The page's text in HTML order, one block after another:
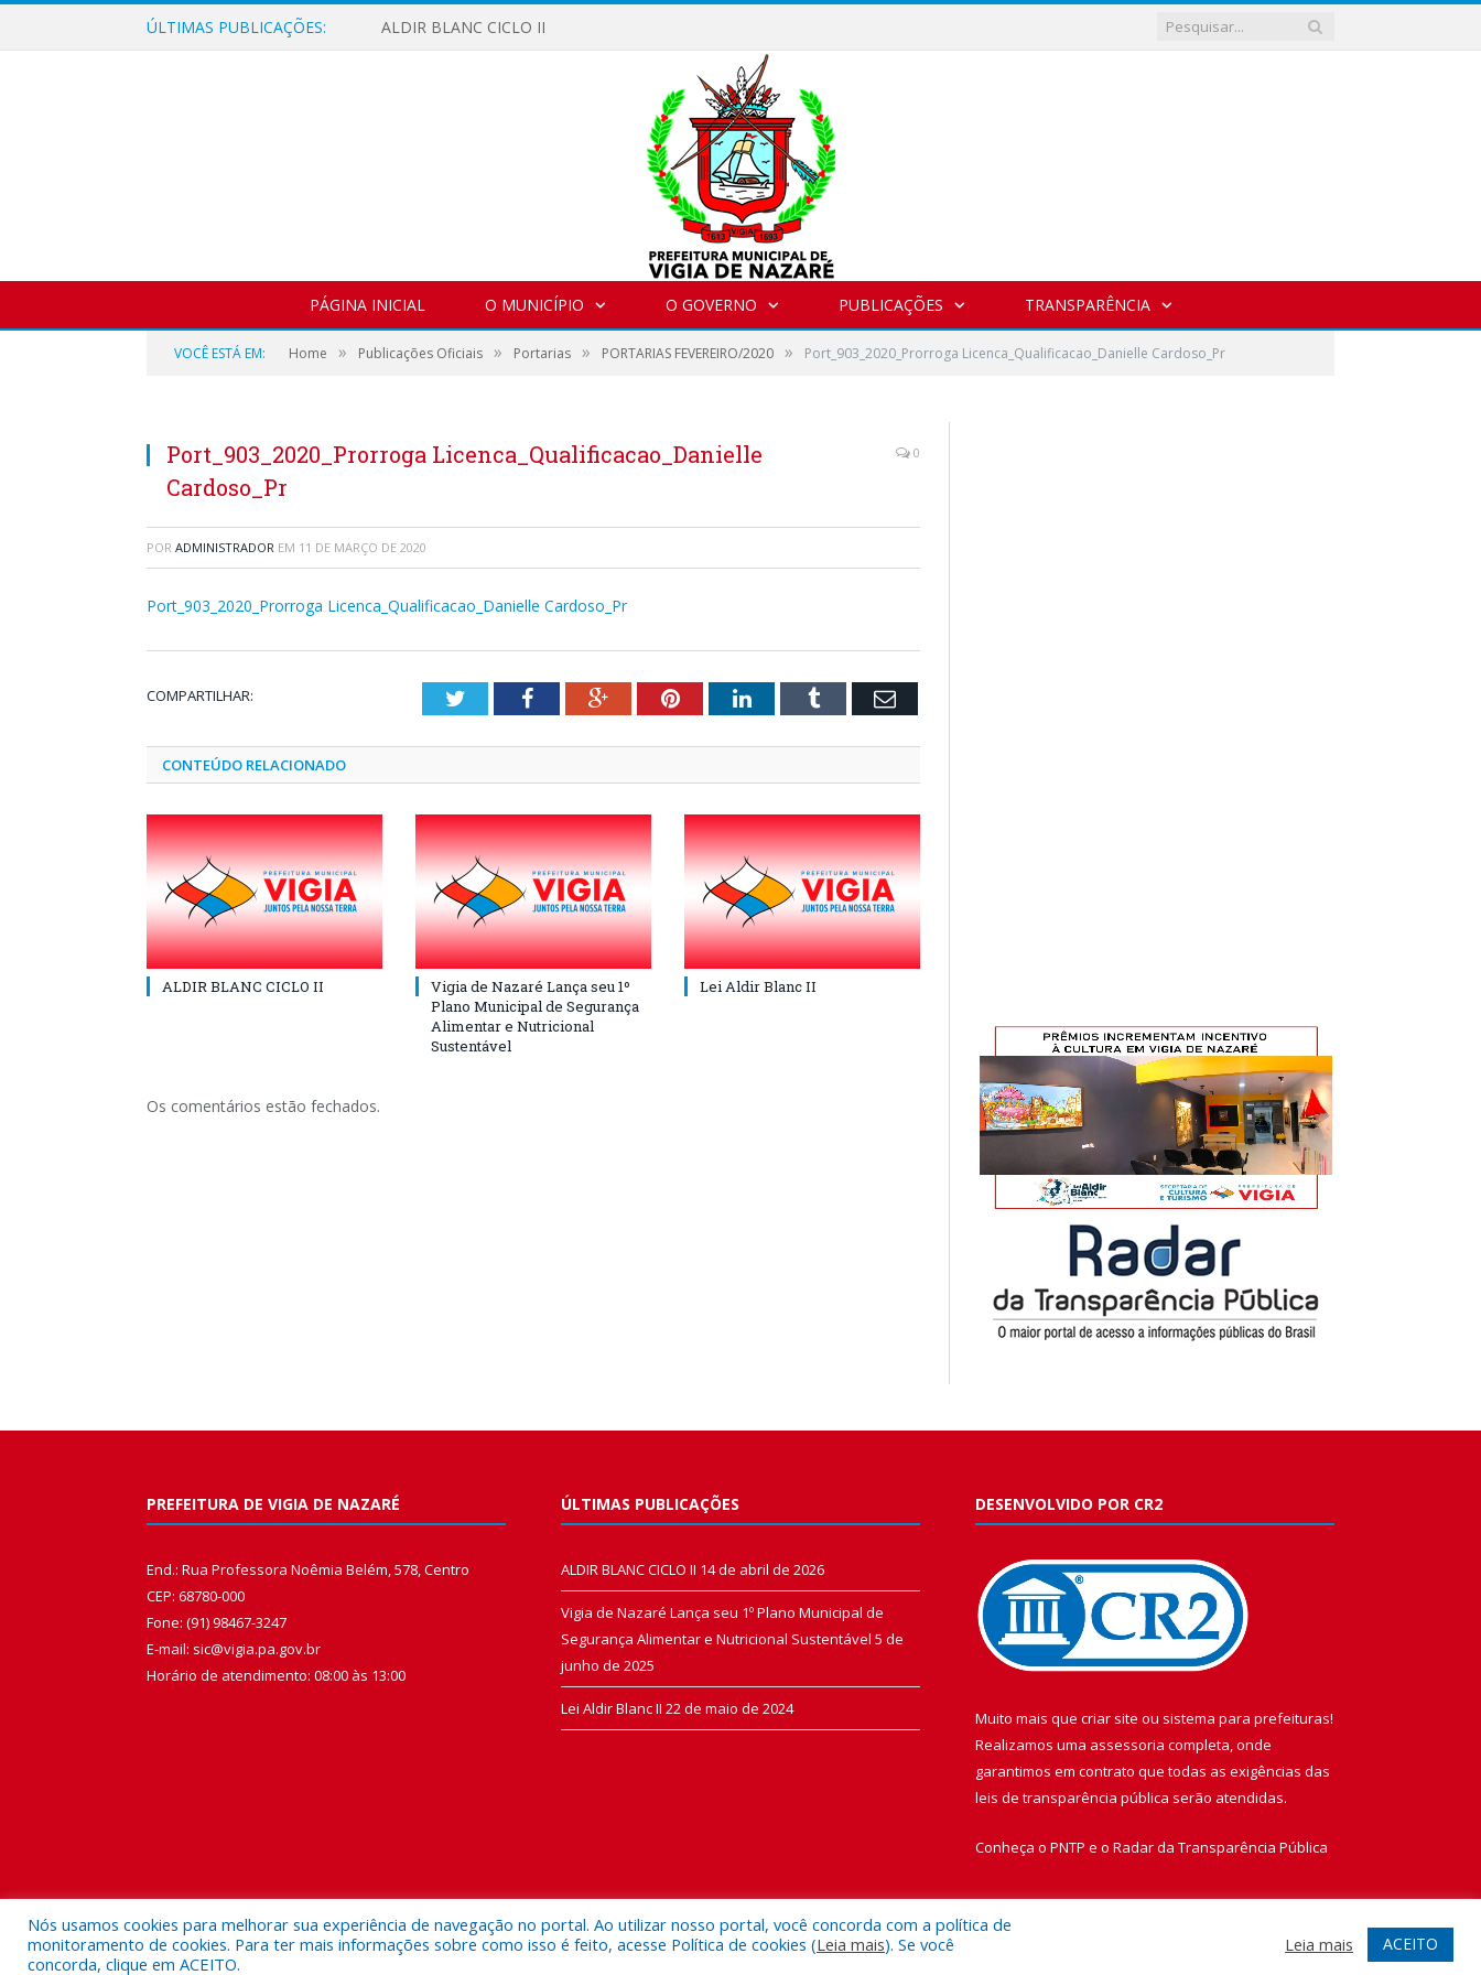
ÚLTIMAS PUBLICAÇÕES: ALDIR BLANC CICLO II
PÁGINA INICIAL O MUNICÍPIO O GOVERNO PUBLICAÇÕES TRANSPARÊNCIA
VOCÊ ESTÁ EM: Home » Publicações Oficiais » Portarias » PORTARIAS FEVEREIRO/2020 » Port_903_2020_Prorroga Licenca_Qualificacao_Danielle Cardoso_Pr
Port_903_2020_Prorroga Licenca_Qualificacao_Danielle
Cardoso_Pr
0
POR ADMINISTRADOR EM 11 DE MARÇO DE 2020
Port_903_2020_Prorroga Licenca_Qualificacao_Danielle Cardoso_Pr
COMPARTILHAR: TwitterFacebookGoogle+PinterestLinkedInTumblr Email
CONTEÚDO RELACIONADO
ALDIR BLANC CICLO II
Vigia de Nazaré Lança seu 1º
Plano Municipal de Segurança
Alimentar e Nutricional
Sustentável
Lei Aldir Blanc II
Os comentários estão fechados.
PREFEITURA DE VIGIA DE NAZARÉ
End.: Rua Professora Noêmia Belém, 578, Centro
CEP: 68780-000
Fone: (91) 98467-3247
E-mail: sic@vigia.pa.gov.br
Horário de atendimento: 08:00 às 13:00
ÚLTIMAS PUBLICAÇÕES
ALDIR BLANC CICLO II 14 de abril de 2026
Vigia de Nazaré Lança seu 1º Plano Municipal de
Segurança Alimentar e Nutricional Sustentável 5 de
junho de 2025
Lei Aldir Blanc II 22 de maio de 2024
DESENVOLVIDO POR CR2
Muito mais que criar site ou sistema para prefeituras!
Realizamos uma assessoria completa, onde
garantimos em contrato que todas as exigências das
leis de transparência pública serão atendidas.
Conheça o PNTP e o Radar da Transparência Pública
Todos os direitos reservados a Prefeitura Municipal de Vigia de Nazaré.
Nós usamos cookies para melhorar sua experiência de navegação no portal. Ao utilizar nosso portal, você concorda com a política de
monitoramento de cookies. Para ter mais informações sobre como isso é feito, acesse Política de cookies (Leia mais). Se você
concorda, clique em ACEITO.
Leia mais ACEITO